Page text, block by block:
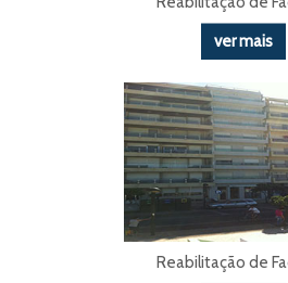
ver mais
Reabilitação de